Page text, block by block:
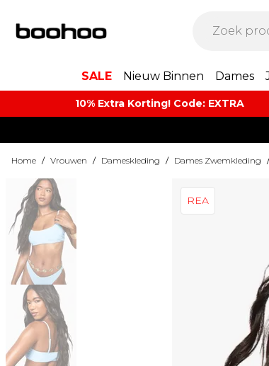
SALE Nieuw Binnen Dames
10% Extra Korting! Code: EXTRA​
Home / Vrouwen / Dameskleding / Dames Zwemkleding /
REA